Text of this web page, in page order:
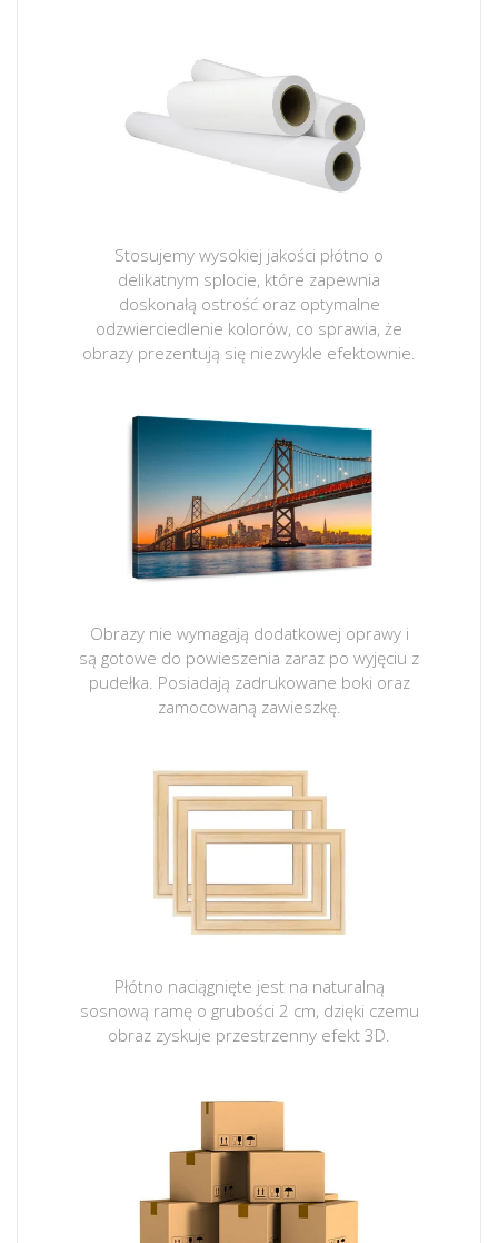
Stosujemy wysokiej jakości płótno o
delikatnym splocie, które zapewnia
doskonałą ostrość oraz optymalne
odzwierciedlenie kolorów, co sprawia, że
obrazy prezentują się niezwykle efektownie.
Obrazy nie wymagają dodatkowej oprawy i
są gotowe do powieszenia zaraz po wyjęciu z
pudełka. Posiadają zadrukowane boki oraz
zamocowaną zawieszkę.
Płótno naciągnięte jest na naturalną
sosnową ramę o grubości 2 cm, dzięki czemu
obraz zyskuje przestrzenny efekt 3D.